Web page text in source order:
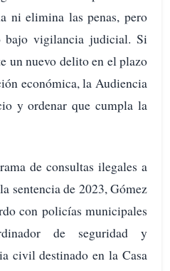
ni elimina las penas, pero
bajo vigilancia judicial. Si
un nuevo delito en el plazo
económica, la Audiencia
y ordenar que cumpla la
de consultas ilegales a
sentencia de 2023, Gómez
con policías municipales
de seguridad y
civil destinado en la Casa